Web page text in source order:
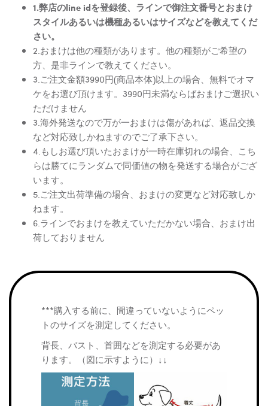
1.弊店のline idを登録後、ラインで御注文番号とおまけ
スタイルあるいは機種あるいはサイズなどを教えてくだ
さい。
2.おまけは他の種類があります。他の種類がご希望の
方、是非ラインで教えてください。
3.ご注文金額3990円(商品本体)以上の場合、無料でオマ
ケをお選び頂けます。3990円未満ならばおまけご選択い
ただけません
3.海外発送なので万が一おまけは傷があれば、返品交換
など対応致しかねますのでご了承下さい。
4.もしお選び頂いたおまけが一時在庫切れの場合、こち
らは勝てにランダムで同価値の物を発送する場合がござ
います。
5.ご注文出荷準備の場合、おまけの変更など対応致しか
ねます。
6.ラインでおまけを教えていただかない場合、おまけ出
荷しておりません
***購入する前に、間違っていないようにペッ
トのサイズを測定してください。
背長、バスト、首囲などを測定する必要があ
ります。（図に示すように）↓↓